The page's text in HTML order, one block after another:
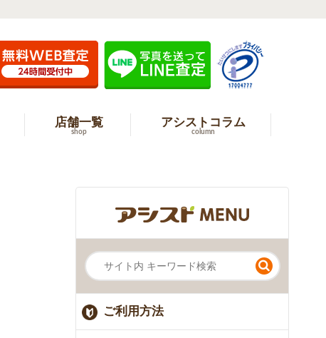
店舗一覧
shop
アシストコラム
column
ご利用方法